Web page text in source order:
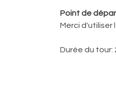
Point de
Merci d'utiliser
Durée du tour: